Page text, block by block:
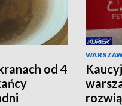
od 4